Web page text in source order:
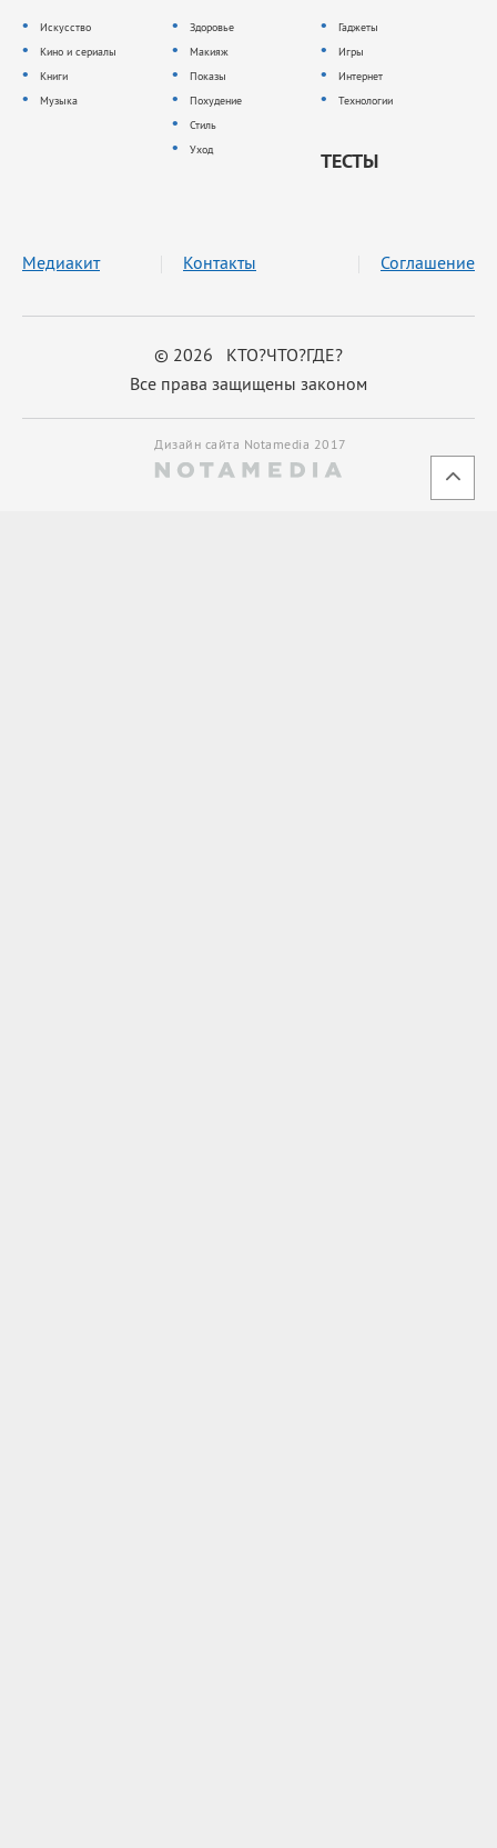
Искусство
Кино и сериалы
Книги
Музыка
Здоровье
Макияж
Показы
Похудение
Стиль
Уход
Гаджеты
Игры
Интернет
Технологии
ТЕСТЫ
© 2026 КТО?ЧТО?ГДЕ?
Все права защищены законом
Медиакит Контакты Соглашение
Дизайн сайта Notamedia 2017